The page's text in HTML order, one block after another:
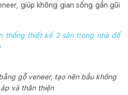
giúp không gian sống gần gũi
thống thiết kế 2 sân trong nhà để
gỗ veneer, tạo nên bầu không
và thân thiện